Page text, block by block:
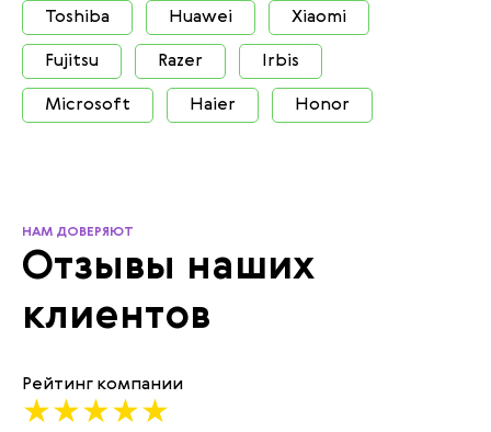
Toshiba Huawei Xiaomi
Fujitsu Razer Irbis
Microsoft Haier Honor
НАМ ДОВЕРЯЮТ
Отзывы наших
клиентов
Рейтинг компании